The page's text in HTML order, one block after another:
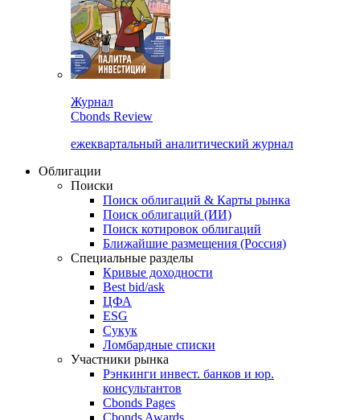
Журнал
Cbonds Review
ежеквартальный аналитический журнал
Облигации
Поиски
Поиск облигаций & Карты рынка
Поиск облигаций (ИИ)
Поиск котировок облигаций
Ближайшие размещения (Россия)
Специальные разделы
Кривые доходности
Best bid/ask
ЦФА
ESG
Сукук
Ломбардные списки
Участники рынка
Рэнкинги инвест. банков и юр.
консультантов
Cbonds Pages
Cbonds Awards